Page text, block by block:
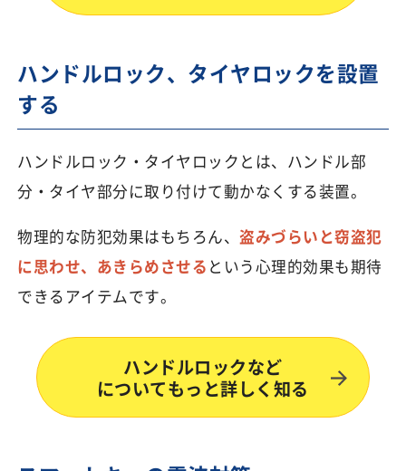
ハンドルロック、タイヤロックを設置
する
ハンドルロック・タイヤロックとは、ハンドル部
分・タイヤ部分に取り付けて動かなくする装置。
物理的な防犯効果はもちろん、盗みづらいと窃盗犯
に思わせ、あきらめさせる という心理的効果も期待
できるアイテムです。
ハンドルロックなど
についてもっと詳しく知る